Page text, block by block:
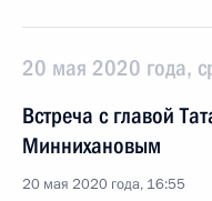
20 мая 2020 года,
Встреча с главой
Миннихановым
20 мая 2020 года, 16:55